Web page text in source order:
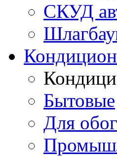
СКУД
Бытовые
Для